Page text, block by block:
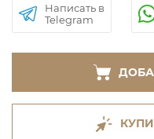
Написать в
Telegram